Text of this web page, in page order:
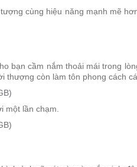
cùng hiệu năng mạnh mẽ
bạn cầm nắm thoải mái trong
thượng còn làm tôn phong cách
một lần chạm.